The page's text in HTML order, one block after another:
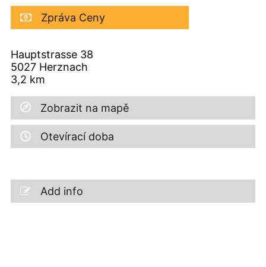
Zpráva Ceny
Hauptstrasse 38
5027 Herznach
3,2 km
Zobrazit na mapě
Otevírací doba
Add info